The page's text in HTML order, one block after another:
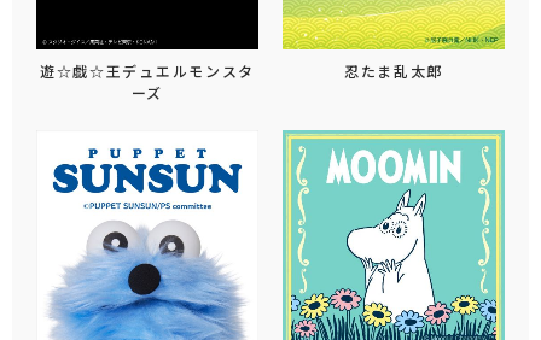
遊☆戯☆王デュエルモンスタ
ーズ
忍たま乱太郎